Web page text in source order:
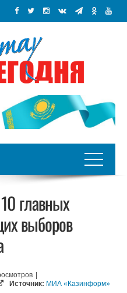
главных
выборов
Источник: МИА «Казинформ»